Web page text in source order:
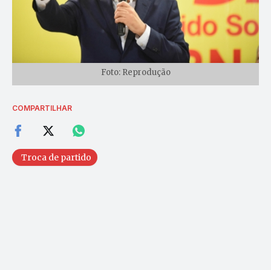
Foto: Reprodução
COMPARTILHAR
Troca de partido